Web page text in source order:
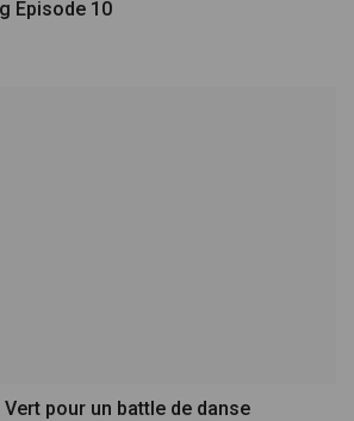
Episode 10
pour un battle de danse